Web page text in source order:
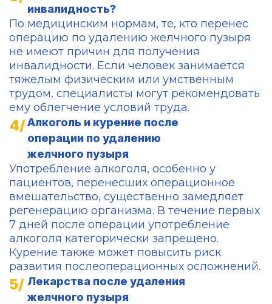
инвалидность?
По медицинским нормам, те, кто перенес
операцию по удалению желчного пузыря
не имеют причин для получения
инвалидности. Если человек занимается
тяжелым физическим или умственным
трудом, специалисты могут рекомендовать
ему облегчение условий труда.
Алкоголь и курение после
операции по удалению
желчного пузыря
Употребление алкоголя, особенно у
пациентов, перенесших операционное
вмешательство, существенно замедляет
регенерацию организма. В течение первых
7 дней после операции употребление
алкоголя категорически запрещено.
Курение также может повысить риск
развития послеоперационных осложнений.
Лекарства после удаления
желчного пузыря